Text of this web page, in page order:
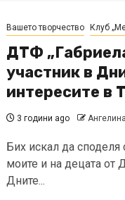
Вашето творчество Клуб
ДТФ
участник в
интересите в
3 години ago
Бих искал да
моите и на децата от
Дните...